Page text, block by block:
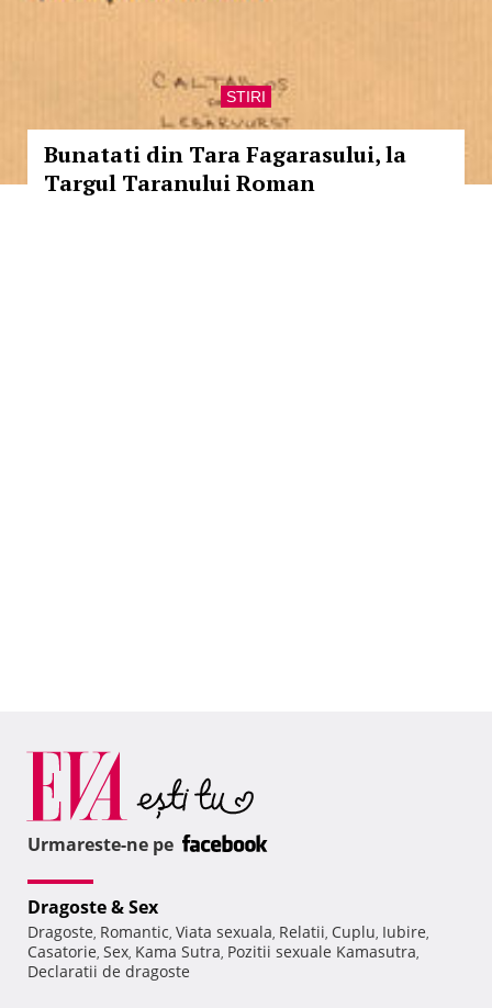
STIRI
Bunatati din Tara Fagarasului, la
Targul Taranului Roman
Urmareste-ne pe
Dragoste & Sex
Dragoste, Romantic, Viata sexuala, Relatii, Cuplu, Iubire,
Casatorie, Sex, Kama Sutra, Pozitii sexuale Kamasutra,
Declaratii de dragoste